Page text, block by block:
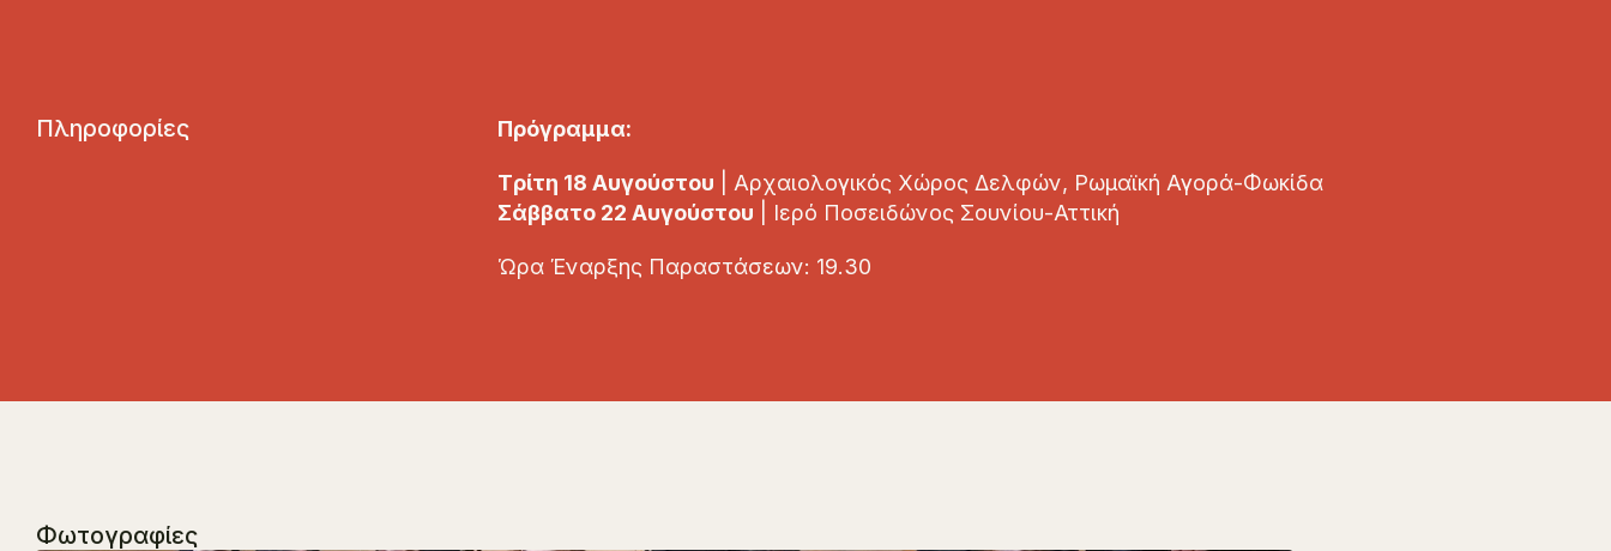
Πληροφορίες Πρόγραμμα:
Tρίτη 18 Αυγούστου | Αρχαιολογικός Χώρος Δελφών, Ρωμαϊκή Αγορά-Φωκίδα
Σάββατο 22 Αυγούστου | Ιερό Ποσειδώνος Σουνίου-Αττική
Ώρα Έναρξης Παραστάσεων: 19.30
Φωτογραφίες